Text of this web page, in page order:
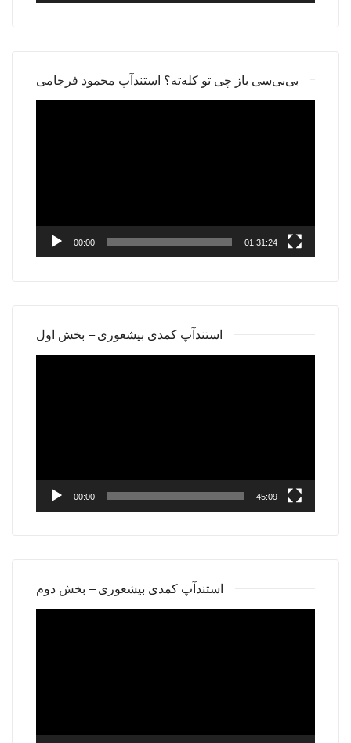
بی‌بی‌سی باز چی تو کله‌ته؟ استندآپ محمود فرجامی
00:00 01:31:24
استندآپ کمدی بیشعوری – بخش اول
00:00 45:09
استندآپ کمدی بیشعوری – بخش دوم